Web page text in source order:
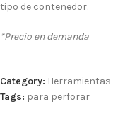
tipo de contenedor.
*Precio en demanda
Category: Herramientas
Tags: para perforar